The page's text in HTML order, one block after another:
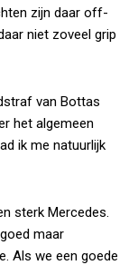
zijn daar off-
niet zoveel grip
van Bottas
het algemeen
ik me natuurlijk
sterk Mercedes.
maar
Als we een goede